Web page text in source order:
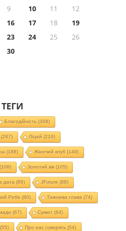
9 10 11
12
16 17 18
19
23 24 25
26
30
ТЕГИ
Благодійність (308)
(267) Ліцей (216)
(188) Жіночий клуб (149)
(108) Золотий вік(105)
дата (88) JFuture (88)
Ребе (80) Тижнева глава (74)
(67) Суккот (64)
Про нас говорять (54)